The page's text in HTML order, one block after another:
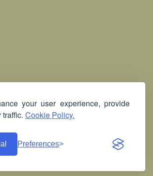
your user experience, provide
Cookie Policy.
Preferences